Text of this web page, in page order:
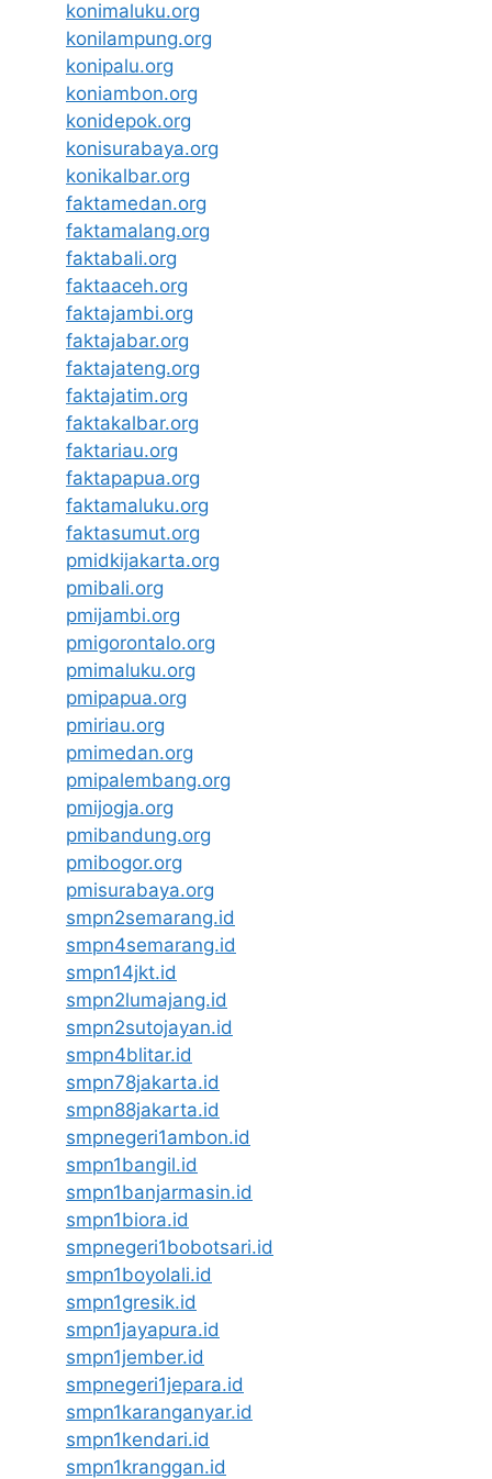
konimaluku.org
konilampung.org
konipalu.org
koniambon.org
konidepok.org
konisurabaya.org
konikalbar.org
faktamedan.org
faktamalang.org
faktabali.org
faktaaceh.org
faktajambi.org
faktajabar.org
faktajateng.org
faktajatim.org
faktakalbar.org
faktariau.org
faktapapua.org
faktamaluku.org
faktasumut.org
pmidkijakarta.org
pmibali.org
pmijambi.org
pmigorontalo.org
pmimaluku.org
pmipapua.org
pmiriau.org
pmimedan.org
pmipalembang.org
pmijogja.org
pmibandung.org
pmibogor.org
pmisurabaya.org
smpn2semarang.id
smpn4semarang.id
smpn14jkt.id
smpn2lumajang.id
smpn2sutojayan.id
smpn4blitar.id
smpn78jakarta.id
smpn88jakarta.id
smpnegeri1ambon.id
smpn1bangil.id
smpn1banjarmasin.id
smpn1biora.id
smpnegeri1bobotsari.id
smpn1boyolali.id
smpn1gresik.id
smpn1jayapura.id
smpn1jember.id
smpnegeri1jepara.id
smpn1karanganyar.id
smpn1kendari.id
smpn1kranggan.id